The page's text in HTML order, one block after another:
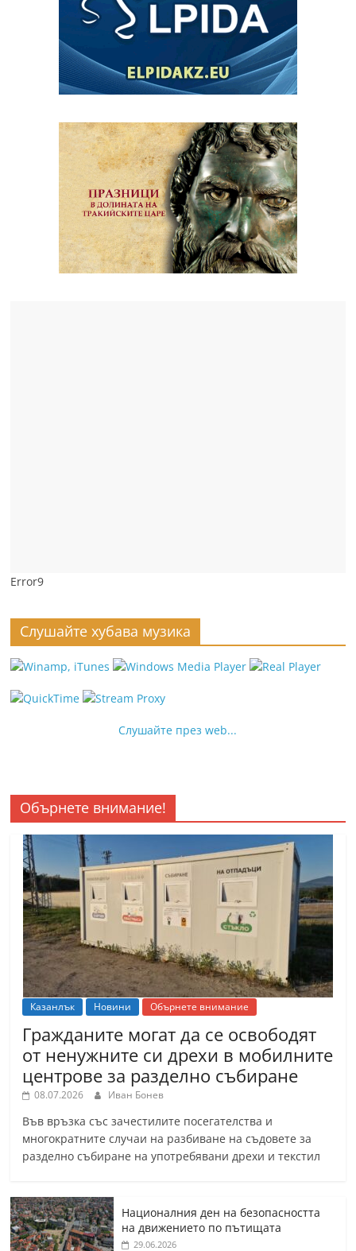
Error9
Слушайте хубава музика
Слушайте през web...
Обърнете внимание!
Казанлък Новини Обърнете внимание
Гражданите могат да се освободят
от ненужните си дрехи в мобилните
центрове за разделно събиране
08.07.2026 Иван Бонев
Във връзка със зачестилите посегателства и
многократните случаи на разбиване на съдовете за
разделно събиране на употребявани дрехи и текстил
Националния ден на безопасността
на движението по пътищата
29.06.2026